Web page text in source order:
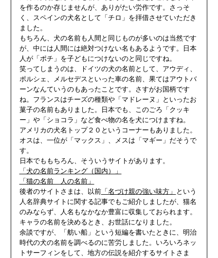
を作るのか存じませんが、ありがたい労作です。さっそ
く、スペインの犬名として「チロ」を拝借させていただき
ました。
もちろん、犬の名前も人間と同じものが多いのは当然です
が、中には人間には絶対つけない名もあるようです。日本
人が「ポチ」を子どもにつけないのと同じですね。
笑ってしまうのは、ドイツの犬の名前として、アウディ、
ポルシェ、メルセデスといった車の名前、果てはアウトバ
ーンなんていうのもあったことです。さすがお国柄です
ね。フランスはチーズの種類や「マドレーヌ」といったお
菓子の名前もありました。日本でも、このごろ「クッキ
ー」や「ショコラ」など食べ物の名を犬につけますね。
アメリカの犬名トップ２０というコーナーもありました。
オスは、一位が「マックス」、メスは「マギー」だそうで
す。
日本でももちろん、そういうサイトがあります。
「犬の名前ランキング（国内）」
「猫の名前 人の名前」
後者のサイトさまは、以前「名づけ親の強い味方」 という
人名辞典サイトに関する記事でもご紹介しましたが、猫名
のみならず、人名もなかなか豊富に収集しておられます。
キャラの名前を決めるとき、お世話になりました。
余談ですが、「舫い船」という短編を書いたときに、明治
時代の犬の名前を調べるのに苦労しました。いろいろネッ
トサーフィンをして、地方の伝説を紹介するサイトさま